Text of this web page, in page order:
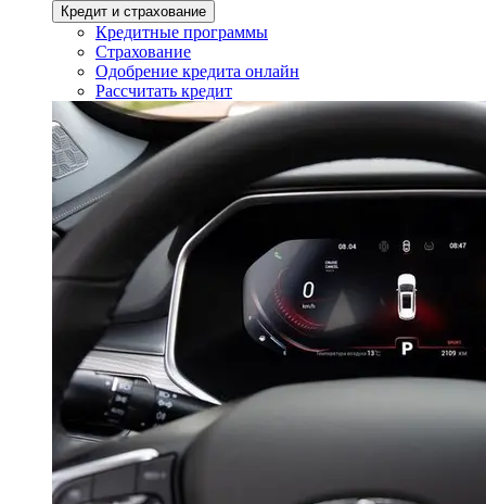
Кредит и страхование
Кредитные программы
Страхование
Одобрение кредита онлайн
Рассчитать кредит